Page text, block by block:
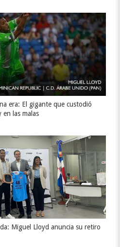
era: El gigante que custodió
en las malas
Miguel Lloyd anuncia su retiro